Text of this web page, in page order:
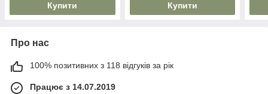
Купити Купити
Про нас
100% позитивних з 118 відгуків за рік
Працює з 14.07.2019